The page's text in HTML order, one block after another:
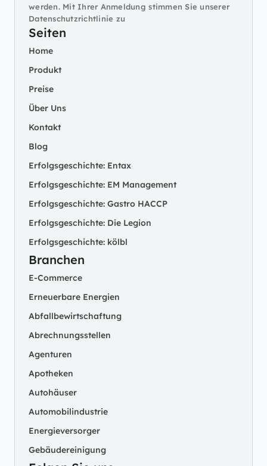
werden. Mit Ihrer Anmeldung stimmen Sie unserer
Datenschutzrichtlinie zu
Seiten
Home
Produkt
Preise
Über Uns
Kontakt
Blog
Erfolgsgeschichte: Entax
Erfolgsgeschichte: EM Management
Erfolgsgeschichte: Gastro HACCP
Erfolgsgeschichte: Die Legion
Erfolgsgeschichte: kölbl
Branchen
E-Commerce
Erneuerbare Energien
Abfallbewirtschaftung
Abrechnungsstellen
Agenturen
Apotheken
Autohäuser
Automobilindustrie
Energieversorger
Gebäudereinigung